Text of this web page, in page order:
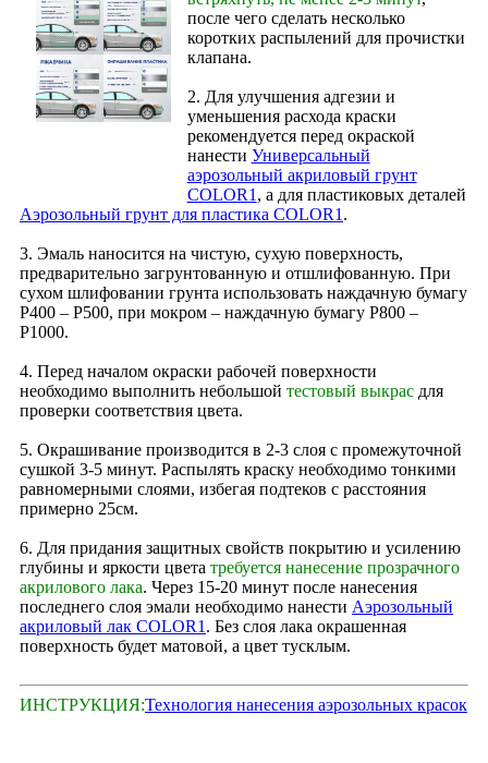
после чего сделать несколько
коротких распылений для прочистки
клапана.
2. Для улучшения адгезии и
уменьшения расхода краски
рекомендуется перед окраской
нанести Универсальный
аэрозольный акриловый грунт
COLOR1 , а для пластиковых деталей
Аэрозольный грунт для пластика COLOR1 .
3. Эмаль наносится на чистую, сухую поверхность,
предварительно загрунтованную и отшлифованную. При
сухом шлифовании грунта использовать наждачную бумагу
Р400 – Р500, при мокром – наждачную бумагу Р800 –
Р1000.
4. Перед началом окраски рабочей поверхности
необходимо выполнить небольшой тестовый выкрас для
проверки соответствия цвета.
5. Окрашивание производится в 2‑3 слоя с промежуточной
сушкой 3-5 минут. Распылять краску необходимо тонкими
равномерными слоями, избегая подтеков с расстояния
примерно 25см.
6. Для придания защитных свойств покрытию и усилению
глубины и яркости цвета требуется нанесение прозрачного
акрилового лака. Через 15‑20 минут после нанесения
последнего слоя эмали необходимо нанести Аэрозольный
акриловый лак COLOR1 . Без слоя лака окрашенная
поверхность будет матовой, а цвет тусклым.
ИНСТРУКЦИЯ:Технология нанесения аэрозольных красок